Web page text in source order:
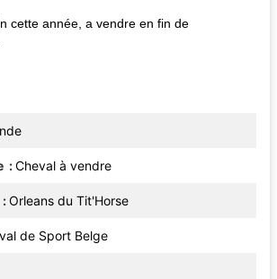
cette année, a vendre en fin de
Cheval à vendre
Orleans du Tit'Horse
de Sport Belge